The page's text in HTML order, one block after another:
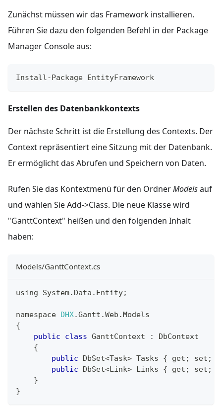
Zunächst müssen wir das Framework installieren.
Führen Sie dazu den folgenden Befehl in der Package
Manager Console aus:
Install-Package EntityFramework
Erstellen des Datenbankkontexts
Der nächste Schritt ist die Erstellung des Contexts. Der
Context repräsentiert eine Sitzung mit der Datenbank.
Er ermöglicht das Abrufen und Speichern von Daten.
Rufen Sie das Kontextmenü für den OrdnerModelsauf
und wählen Sie Add->Class. Die neue Klasse wird
"GanttContext" heißen und den folgenden Inhalt
haben:
Models/GanttContext.cs
using System. Data . Entity;
namespace DHX.Gantt .Web .Models
{
public
class GanttContext :
DbContext
{
public
DbSet<Task> Tasks { get ; set ;
public
DbSet<Link> Links { get ; set ;
}
}